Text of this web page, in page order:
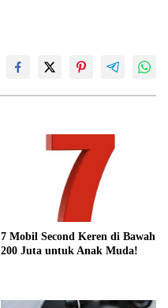
7 Mobil Second Keren di Bawah
200 Juta untuk Anak Muda!